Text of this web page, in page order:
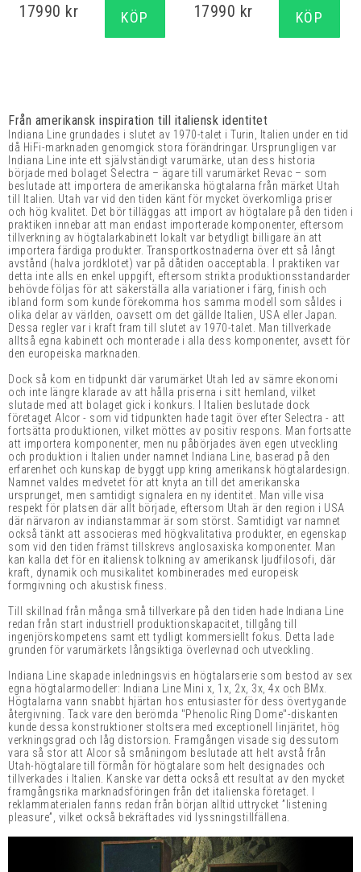
17990 kr KÖP 17990 kr KÖP
Från amerikansk inspiration till italiensk identitet
Indiana Line grundades i slutet av 1970-talet i Turin, Italien under en tid
då HiFi-marknaden genomgick stora förändringar. Ursprungligen var
Indiana Line inte ett självständigt varumärke, utan dess historia
började med bolaget Selectra – ägare till varumärket Revac – som
beslutade att importera de amerikanska högtalarna från märket Utah
till Italien. Utah var vid den tiden känt för mycket överkomliga priser
och hög kvalitet. Det bör tilläggas att import av högtalare på den tiden i
praktiken innebar att man endast importerade komponenter, eftersom
tillverkning av högtalarkabinett lokalt var betydligt billigare än att
importera färdiga produkter. Transportkostnaderna över ett så långt
avstånd (halva jordklotet) var på dåtiden oacceptabla. I praktiken var
detta inte alls en enkel uppgift, eftersom strikta produktionsstandarder
behövde följas för att säkerställa alla variationer i färg, finish och
ibland form som kunde förekomma hos samma modell som såldes i
olika delar av världen, oavsett om det gällde Italien, USA eller Japan.
Dessa regler var i kraft fram till slutet av 1970-talet. Man tillverkade
alltså egna kabinett och monterade i alla dess komponenter, avsett för
den europeiska marknaden.
Dock så kom en tidpunkt där varumärket Utah led av sämre ekonomi
och inte längre klarade av att hålla priserna i sitt hemland, vilket
slutade med att bolaget gick i konkurs. I Italien beslutade dock
företaget Alcor - som vid tidpunkten hade tagit över efter Selectra - att
fortsätta produktionen, vilket möttes av positiv respons. Man fortsatte
att importera komponenter, men nu påbörjades även egen utveckling
och produktion i Italien under namnet Indiana Line, baserad på den
erfarenhet och kunskap de byggt upp kring amerikansk högtalardesign.
Namnet valdes medvetet för att knyta an till det amerikanska
ursprunget, men samtidigt signalera en ny identitet. Man ville visa
respekt för platsen där allt började, eftersom Utah är den region i USA
där närvaron av indianstammar är som störst. Samtidigt var namnet
också tänkt att associeras med högkvalitativa produkter, en egenskap
som vid den tiden främst tillskrevs anglosaxiska komponenter. Man
kan kalla det för en italiensk tolkning av amerikansk ljudfilosofi, där
kraft, dynamik och musikalitet kombinerades med europeisk
formgivning och akustisk finess.
Till skillnad från många små tillverkare på den tiden hade Indiana Line
redan från start industriell produktionskapacitet, tillgång till
ingenjörskompetens samt ett tydligt kommersiellt fokus. Detta lade
grunden för varumärkets långsiktiga överlevnad och utveckling.
Indiana Line skapade inledningsvis en högtalarserie som bestod av sex
egna högtalarmodeller: Indiana Line Mini x, 1x, 2x, 3x, 4x och BMx.
Högtalarna vann snabbt hjärtan hos entusiaster för dess övertygande
återgivning. Tack vare den berömda "Phenolic Ring Dome"-diskanten
kunde dessa konstruktioner stoltsera med exceptionell linjäritet, hög
verkningsgrad och låg distorsion. Framgången visade sig dessutom
vara så stor att Alcor så småningom beslutade att helt avstå från
Utah-högtalare till förmån för högtalare som helt designades och
tillverkades i Italien. Kanske var detta också ett resultat av den mycket
framgångsrika marknadsföringen från det italienska företaget. I
reklammaterialen fanns redan från början alltid uttrycket ”listening
pleasure”, vilket också bekräftades vid lyssningstillfällena.